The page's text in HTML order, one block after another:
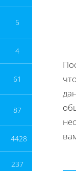
5
4
61
87
4428
237